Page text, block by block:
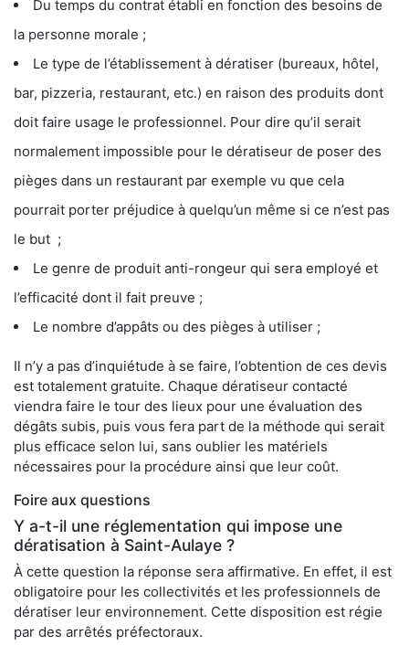
Du temps du contrat établi en fonction des besoins de
la personne morale ;
Le type de l’établissement à dératiser (bureaux, hôtel,
bar, pizzeria, restaurant, etc.) en raison des produits dont
doit faire usage le professionnel. Pour dire qu’il serait
normalement impossible pour le dératiseur de poser des
pièges dans un restaurant par exemple vu que cela
pourrait porter préjudice à quelqu’un même si ce n’est pas
le but ;
Le genre de produit anti-rongeur qui sera employé et
l’efficacité dont il fait preuve ;
Le nombre d’appâts ou des pièges à utiliser ;
Il n’y a pas d’inquiétude à se faire, l’obtention de ces devis
est totalement gratuite. Chaque dératiseur contacté
viendra faire le tour des lieux pour une évaluation des
dégâts subis, puis vous fera part de la méthode qui serait
plus efficace selon lui, sans oublier les matériels
nécessaires pour la procédure ainsi que leur coût.
Foire aux questions
Y a-t-il une réglementation qui impose une
dératisation à Saint-Aulaye ?
À cette question la réponse sera affirmative. En effet, il est
obligatoire pour les collectivités et les professionnels de
dératiser leur environnement. Cette disposition est régie
par des arrêtés préfectoraux.